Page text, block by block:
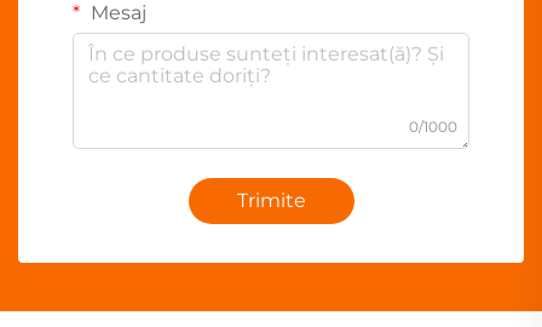
Mesaj
0/1000
Trimite